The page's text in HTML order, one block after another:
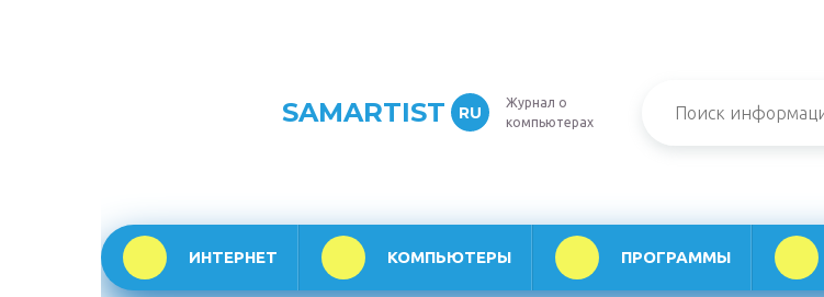
SAMARTIST RU
Журнал о
компьютерах
ИНТЕРНЕТ КОМПЬЮТЕРЫ ПРОГРАММЫ